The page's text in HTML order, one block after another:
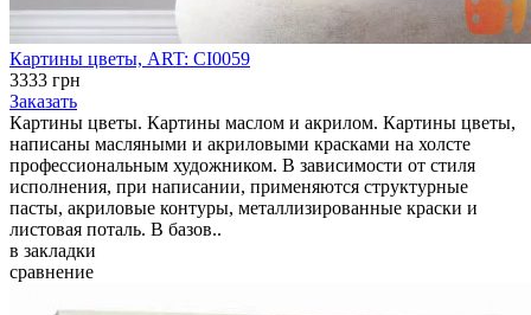
Картины цветы, ART: CI0059
3333 грн
Заказать
Картины цветы. Картины маслом и акрилом. Картины цветы,
написаны масляными и акриловыми красками на холсте
профессиональным художником. В зависимости от стиля
исполнения, при написании, применяются структурные
пасты, акриловые контуры, металлизированные краски и
листовая поталь. В базов..
в закладки
сравнение